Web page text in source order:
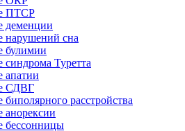
ПТСР
деменции
нарушений сна
булимии
синдрома Туретта
апатии
СДВГ
биполярного расстройства
анорексии
бессонницы